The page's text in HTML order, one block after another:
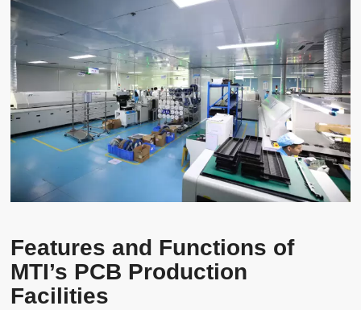
Features and Functions of
MTI’s PCB Production
Facilities